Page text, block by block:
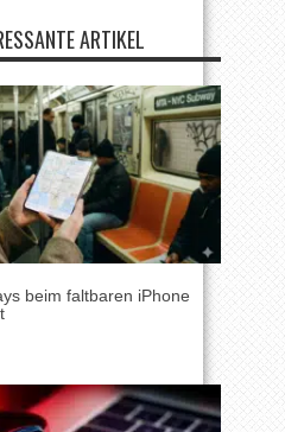
ARTIKEL
beim faltbaren iPhone